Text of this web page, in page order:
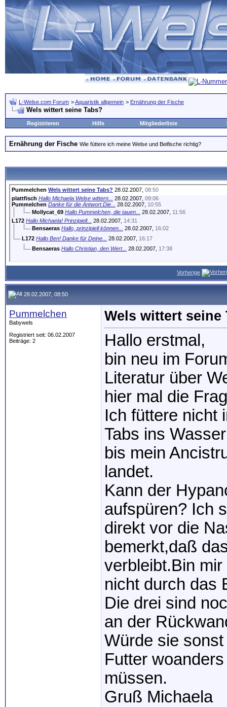
L-Welse.com Forum >Aquaristik allgemein > Ernährung der Fische
Wels wittert seine Tabs?
Registrieren Hilfe Mitgliederliste
Ernährung der Fische Wie füttere ich meine Welse und Beifische richtig?
Pummelchen Wels wittert seine Tabs? 28.02.2007, 08:50
plattfisch Hallo Michaela Welse wittern... 28.02.2007, 09:06
Pummelchen Danke für die Antwort.Die... 28.02.2007, 10:55
Mollycat_69 Hallo Pummelchen, die tauen... 28.02.2007, 11:56
L172 Hallo Michaela! Prinzipiell... 28.02.2007, 14:31
Bensaeras Hallo, prinzipiell können... 28.02.2007, 16:02
L172 Hallo Ben! Danke für Deine... 28.02.2007, 16:17
Bensaeras Hallo Christian, den Wert... 28.02.2007, 17:38
Vorherige
28.02.2007, 08:50
Pummelchen
Babywels
Registriert seit: 06.02.2007
Beiträge: 2
Wels wittert seine
Hallo erstmal,
bin neu im
Literatur über
hier mal die
Ich füttere nicht
Tabs ins
bis mein
landet.
Kann der
aufspüren? Ich
direkt vor die
bemerkt,daß
verbleibt.Bin
nicht durch das
Die drei sind
an der
Würde sie
Futter
müssen.
Gruß Michaela